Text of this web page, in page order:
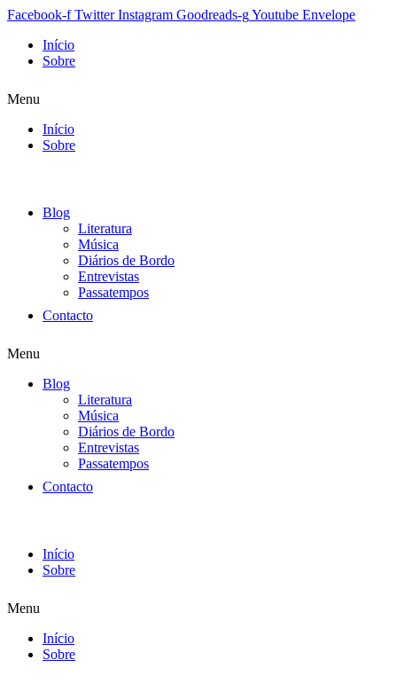
Facebook-f Twitter Instagram Goodreads-gYoutube Envelope
Início
Sobre
Menu
Início
Sobre
Blog
Literatura
Música
Diários de Bordo
Entrevistas
Passatempos
Contacto
Menu
Blog
Literatura
Música
Diários de Bordo
Entrevistas
Passatempos
Contacto
Início
Sobre
Menu
Início
Sobre